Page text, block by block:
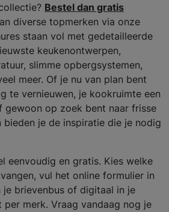
Bestel dan gratis
diverse topmerken via onze
staan vol met gedetailleerde
keukenontwerpen,
slimme opbergsystemen,
meer. Of je nu van plan bent
te vernieuwen, je kookruimte een
gewoon op zoek bent naar frisse
bieden je de inspiratie die je nodig
eenvoudig en gratis. Kies welke
vul het online formulier in
brievenbus of digitaal in je
merk. Vraag vandaag nog je